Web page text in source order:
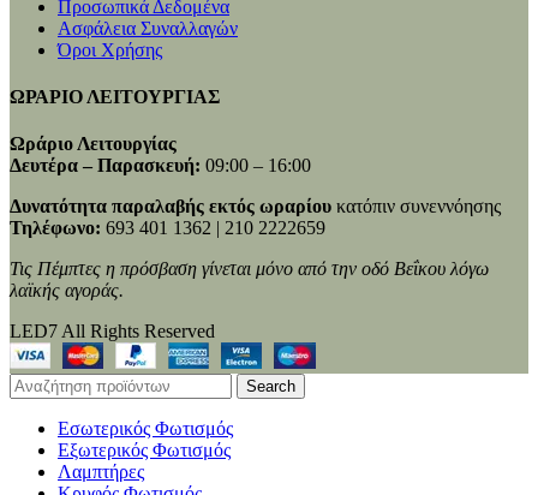
Προσωπικά Δεδομένα
Ασφάλεια Συναλλαγών
Όροι Χρήσης
ΩΡΑΡΙΟ ΛΕΙΤΟΥΡΓΙΑΣ
Ωράριο Λειτουργίας
Δευτέρα – Παρασκευή: 09:00 – 16:00
Δυνατότητα παραλαβής εκτός ωραρίου κατόπιν συνεννόησης
Τηλέφωνο: 693 401 1362 | 210 2222659
Τις Πέμπτες η πρόσβαση γίνεται μόνο από την οδό Βεΐκου λόγω
λαϊκής αγοράς.
LED7 All Rights Reserved
Search
Εσωτερικός Φωτισμός
Εξωτερικός Φωτισμός
Λαμπτήρες